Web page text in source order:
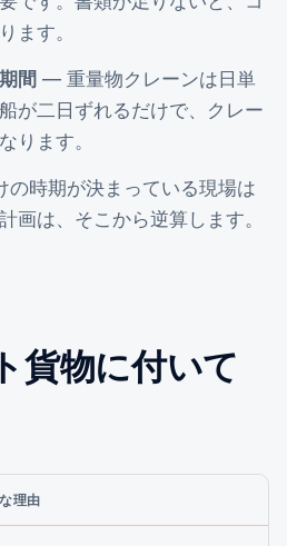
ます。
間 — 重量物クレーンは日単
が二日ずれるだけで、クレー
ります。
時期が決まっている現場は
画は、そこから逆算します。
貨物に付いて
理由